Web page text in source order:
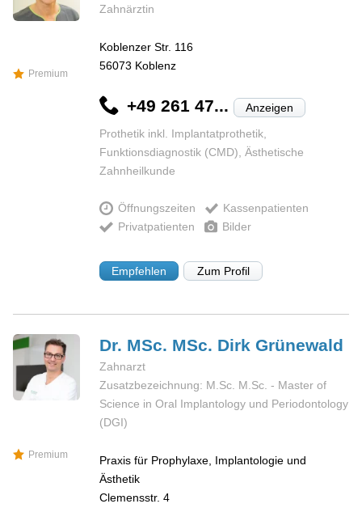
Premium
Zahnärztin
Koblenzer Str. 116
56073 Koblenz
+49 261 47... Anzeigen
Prothetik inkl. Implantatprothetik,
Funktionsdiagnostik (CMD), Ästhetische
Zahnheilkunde
Öffnungszeiten
Kassenpatienten
Privatpatienten
Bilder
Empfehlen Zum Profil
Premium
Dr. MSc. MSc. DirkGrünewald
Zahnarzt
Zusatzbezeichnung: M.Sc. M.Sc. - Master of
Science in Oral Implantology und Periodontology
(DGI)
Praxis für Prophylaxe, Implantologie und
Ästhetik
Clemensstr. 4